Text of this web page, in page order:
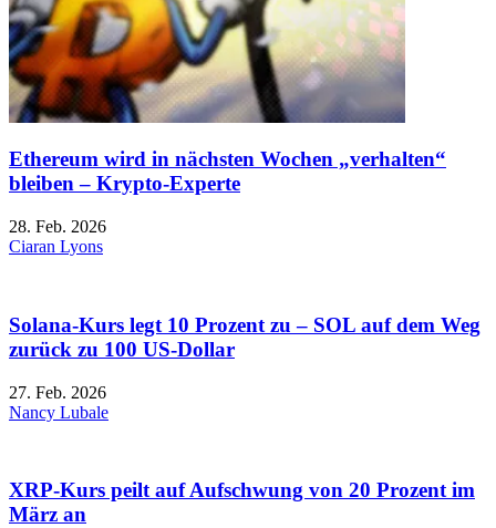
Ethereum wird in nächsten Wochen „verhalten“
bleiben – Krypto-Experte
28. Feb. 2026
Ciaran Lyons
Solana-Kurs legt 10 Prozent zu – SOL auf dem Weg
zurück zu 100 US-Dollar
27. Feb. 2026
Nancy Lubale
XRP-Kurs peilt auf Aufschwung von 20 Prozent im
März an